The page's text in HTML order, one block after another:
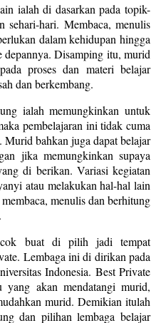
ialah di dasarkan pada topik-
sehari-hari. Membaca, menulis
dalam kehidupan hingga
depannya. Disamping itu, murid
proses dan materi belajar
dan berkembang.
ialah memungkinkan untuk
pembelajaran ini tidak cuma
Murid bahkan juga dapat belajar
jika memungkinkan supaya
di berikan. Variasi kegiatan
atau melakukan hal-hal lain
menulis dan berhitung
buat di pilih jadi tempat
Lembaga ini di dirikan pada
Indonesia. Best Private
yang akan mendatangi murid,
murid. Demikian itulah
dan pilihan lembaga belajar